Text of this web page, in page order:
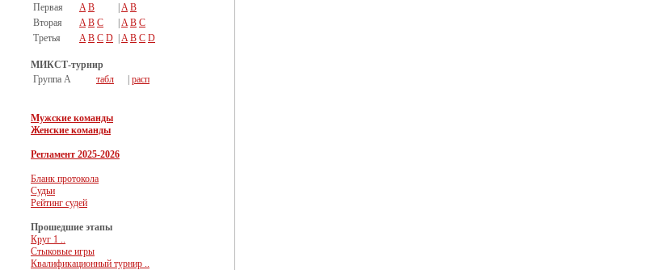
Первая
A B A B
Вторая
A B C A B C
Третья
A B C D A B C D
МИКСТ-турнир
Группа А
табл расп
Мужские команды
Женские команды
Регламент 2025-2026
Бланк протокола
Судьи
Рейтинг судей
Прошедшие этапы
Круг 1 ..
Стыковые игры
Квалификационный турнир ..